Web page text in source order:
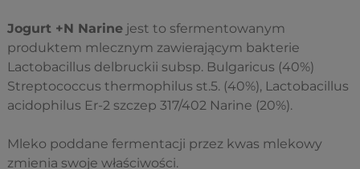
Jogurt +N Narine jest to sfermentowanym
produktem mlecznym zawierającym bakterie
Lactobacillus delbruckii subsp. Bulgaricus (40%)
Streptococcus thermophilus st.5. (40%), Lactobacillus
acidophilus Er-2 szczep 317/402 Narine (20%).
Mleko poddane fermentacji przez kwas mlekowy
zmienia swoje właściwości.